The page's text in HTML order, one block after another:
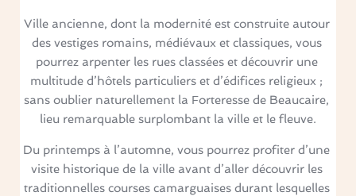
Ville ancienne, dont la modernité est construite autour
des vestiges romains, médiévaux et classiques, vous
pourrez arpenter les rues classées et découvrir une
multitude d’hôtels particuliers et d’édifices religieux ;
sans oublier naturellement la Forteresse de Beaucaire,
lieu remarquable surplombant la ville et le fleuve.
Du printemps à l’automne, vous pourrez profiter d’une
visite historique de la ville avant d’aller découvrir les
traditionnelles courses camarguaises durant lesquelles